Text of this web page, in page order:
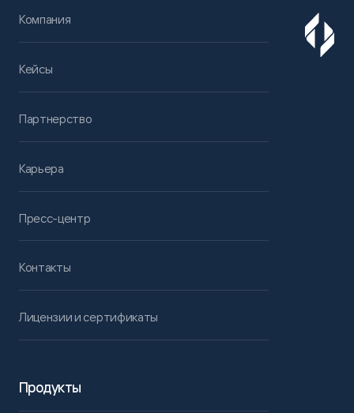
Компания
Кейсы
Партнерство
Карьера
Пресс-центр
Контакты
Лицензии и сертификаты
Продукты